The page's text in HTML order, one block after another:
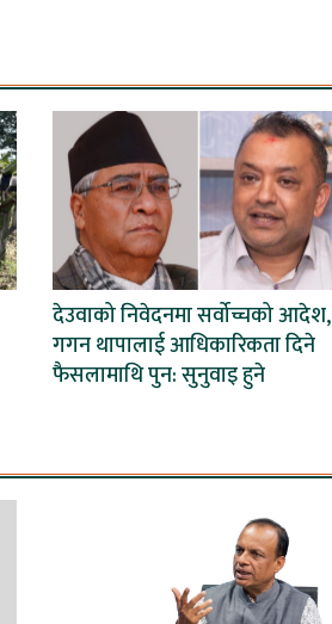
देउवाको निवेदनमा सर्वोच्चको आदेश,
गगन थापालाई आधिकारिकता दिने
फैसलामाथि पुन: सुनुवाइ हुने